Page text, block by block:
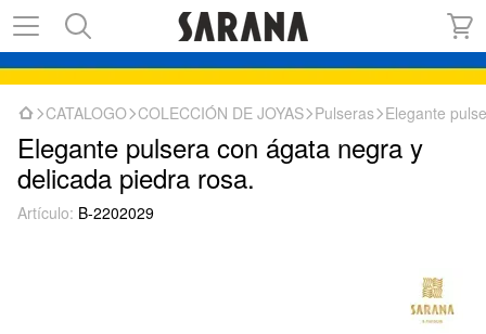
CATALOGO COLECCIÓN DE JOYAS Pulseras Elegante
Elegante pulsera con ágata negra y
delicada piedra rosa.
Artículo: B-2202029